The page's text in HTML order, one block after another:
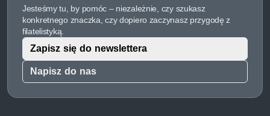
Jesteśmy tu, by pomóc – niezależnie, czy szukasz
konkretnego znaczka, czy dopiero zaczynasz przygodę z
filatelistyką.
Napisz do nas
Zapisz się do newslettera